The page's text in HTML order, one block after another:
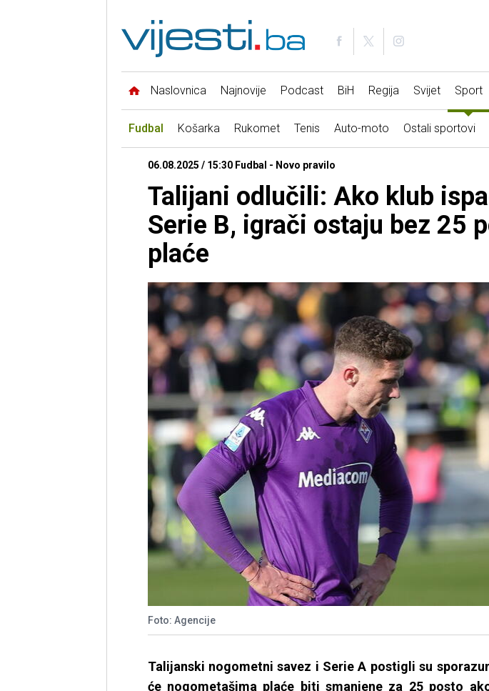
Naslovnica Najnovije Podcast BiH Regija Svijet Sport
Fudbal Košarka Rukomet Tenis Auto-moto Ostali sportovi
06.08.2025 / 15:30 Fudbal - Novo pravilo
Talijani odlučili: Ako klub
Serie B, igrači ostaju bez 25
plaće
Foto: Agencije
Talijanski nogometni savez i Serie A postigli su
će nogometašima plaće biti smanjene za 25 posto